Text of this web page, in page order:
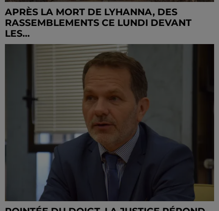
APRÈS LA MORT DE LYHANNA, DES
RASSEMBLEMENTS CE LUNDI DEVANT
LES...